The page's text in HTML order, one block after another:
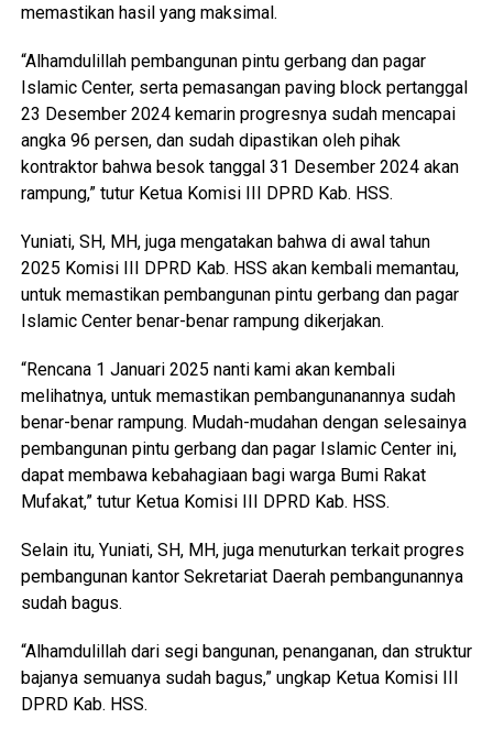
memastikan hasil yang maksimal.
“Alhamdulillah pembangunan pintu gerbang dan pagar
Islamic Center, serta pemasangan paving block pertanggal
23 Desember 2024 kemarin progresnya sudah mencapai
angka 96 persen, dan sudah dipastikan oleh pihak
kontraktor bahwa besok tanggal 31 Desember 2024 akan
rampung,” tutur Ketua Komisi III DPRD Kab. HSS.
Yuniati, SH, MH, juga mengatakan bahwa di awal tahun
2025 Komisi III DPRD Kab. HSS akan kembali memantau,
untuk memastikan pembangunan pintu gerbang dan pagar
Islamic Center benar-benar rampung dikerjakan.
“Rencana 1 Januari 2025 nanti kami akan kembali
melihatnya, untuk memastikan pembangunanannya sudah
benar-benar rampung. Mudah-mudahan dengan selesainya
pembangunan pintu gerbang dan pagar Islamic Center ini,
dapat membawa kebahagiaan bagi warga Bumi Rakat
Mufakat,” tutur Ketua Komisi III DPRD Kab. HSS.
Selain itu, Yuniati, SH, MH, juga menuturkan terkait progres
pembangunan kantor Sekretariat Daerah pembangunannya
sudah bagus.
“Alhamdulillah dari segi bangunan, penanganan, dan struktur
bajanya semuanya sudah bagus,” ungkap Ketua Komisi III
DPRD Kab. HSS.